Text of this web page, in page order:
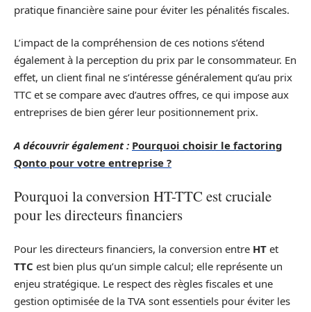
pratique financière saine pour éviter les pénalités fiscales.
L’impact de la compréhension de ces notions s’étend
également à la perception du prix par le consommateur. En
effet, un client final ne s’intéresse généralement qu’au prix
TTC et se compare avec d’autres offres, ce qui impose aux
entreprises de bien gérer leur positionnement prix.
A découvrir également : Pourquoi choisir le factoring
Qonto pour votre entreprise ?
Pourquoi la conversion HT-TTC est cruciale
pour les directeurs financiers
Pour les directeurs financiers, la conversion entre HT et
TTC est bien plus qu’un simple calcul; elle représente un
enjeu stratégique. Le respect des règles fiscales et une
gestion optimisée de la TVA sont essentiels pour éviter les